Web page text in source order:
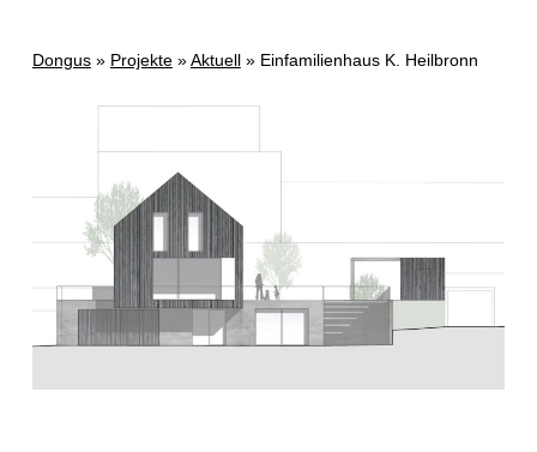
Dongus» Projekte»Aktuell» Einfamilienhaus K. Heilbronn